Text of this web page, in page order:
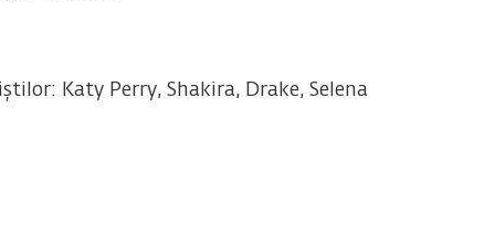
Katy Perry, Shakira, Drake, Selena